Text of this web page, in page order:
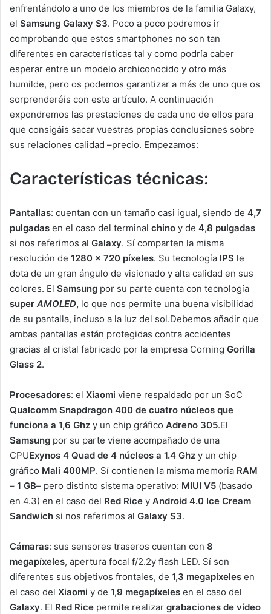
enfrentándolo a uno de los miembros de la familia Galaxy,
el Samsung Galaxy S3. Poco a poco podremos ir
comprobando que estos smartphones no son tan
diferentes en características tal y como podría caber
esperar entre un modelo archiconocido y otro más
humilde, pero os podemos garantizar a más de uno que os
sorprenderéis con este artículo. A continuación
expondremos las prestaciones de cada uno de ellos para
que consigáis sacar vuestras propias conclusiones sobre
sus relaciones calidad –precio. Empezamos:
Características técnicas:
Pantallas: cuentan con un tamaño casi igual, siendo de 4,7
pulgadas en el caso del terminal chino y de 4,8 pulgadas
si nos referimos al Galaxy. Sí comparten la misma
resolución de 1280 x 720 píxeles. Su tecnología IPS le
dota de un gran ángulo de visionado y alta calidad en sus
colores. El Samsung por su parte cuenta con tecnología
super AMOLED, lo que nos permite una buena visibilidad
de su pantalla, incluso a la luz del sol.Debemos añadir que
ambas pantallas están protegidas contra accidentes
gracias al cristal fabricado por la empresa Corning Gorilla
Glass 2.
Procesadores: el Xiaomi viene respaldado por un SoC
Qualcomm Snapdragon 400 de cuatro núcleos que
funciona a 1,6 Ghz y un chip gráfico Adreno 305.El
Samsung por su parte viene acompañado de una
CPUExynos 4 Quad de 4 núcleos a 1.4 Ghz y un chip
gráfico Mali 400MP. Sí contienen la misma memoria RAM
– 1 GB– pero distinto sistema operativo: MIUI V5 (basado
en 4.3) en el caso del Red Rice y Android 4.0 Ice Cream
Sandwich si nos referimos al Galaxy S3.
Cámaras: sus sensores traseros cuentan con 8
megapíxeles, apertura focal f/2.2y flash LED. Sí son
diferentes sus objetivos frontales, de 1,3 megapíxeles en
el caso del Xiaomi y de 1,9 megapíxeles en el caso del
Galaxy. El Red Rice permite realizar grabaciones de vídeo